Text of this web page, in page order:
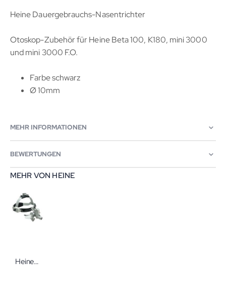
Heine Dauergebrauchs-Nasentrichter
Otoskop-Zubehör für Heine Beta 100, K180, mini 3000
und mini 3000 F.O.
Farbe schwarz
Ø 10mm
MEHR INFORMATIONEN
BEWERTUNGEN
MEHR VON HEINE
Heine ML 4 LED Kopfleuchte